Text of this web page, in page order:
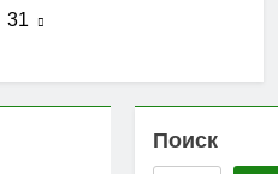
в Дагестане
«Гильдия
27.07.2026
порядок ведения
реестров членов
31
Поиск